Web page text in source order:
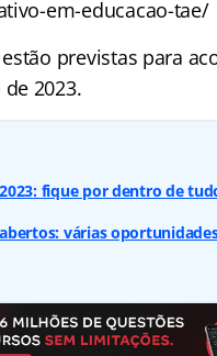
em-educacao-tae/
previstas para
2023.
fique por dentro de
várias